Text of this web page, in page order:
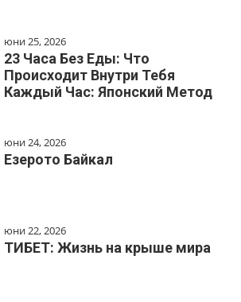
юни 25, 2026
23 Часа Без Еды: Что
Происходит Внутри Тебя
Каждый Час: Японский Метод
юни 24, 2026
Езерото Байкал
юни 22, 2026
ТИБЕТ: Жизнь на крыше мира